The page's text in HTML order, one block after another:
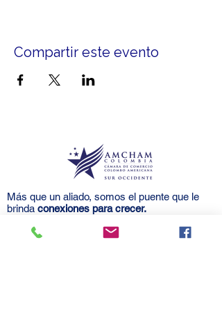
Compartir este evento
Más que un aliado, somos el puente que le
brinda conexiones para crecer.